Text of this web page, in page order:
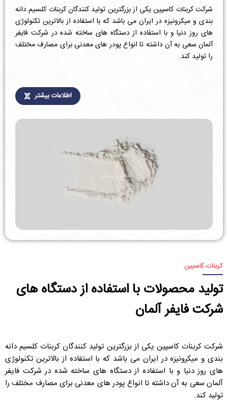
شرکت کربنات کاسپین یکی از بزرگترین تولید کنندگان کربنات کلسیم دانه
بندی و میکرونیزه در ایران می باشد که با استفاده از بالاترین تکنولوژی
های روز دنیا و با استفاده از دستگاه های ساخته شده در شرکت فایفر
آلمان سعی به آن داشته تا انواع پودر های معدنی برای مصارف مختلف
را تولید کند.
اطلاعات بیشتر
کربنات کاسپین
تولید محصولات با استفاده از دستگاه های
شرکت فایفر آلمان
شرکت کربنات کاسپین یکی از بزرگترین تولید کنندگان کربنات کلسیم دانه
بندی و میکرونیزه در ایران می باشد که با استفاده از بالاترین تکنولوژی
های روز دنیا و با استفاده از دستگاه های ساخته شده در شرکت فایفر
آلمان سعی به آن داشته تا انواع پودر های معدنی برای مصارف مختلف را
تولید کند.